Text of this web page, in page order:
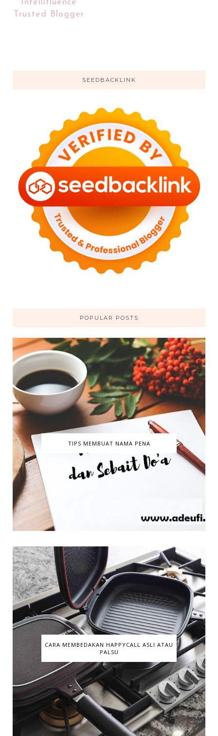
SEEDBACKLINK
POPULAR POSTS
TIPS MEMBUAT NAMA PENA
CARA MEMBEDAKAN HAPPYCALL ASLI ATAU
PALSU